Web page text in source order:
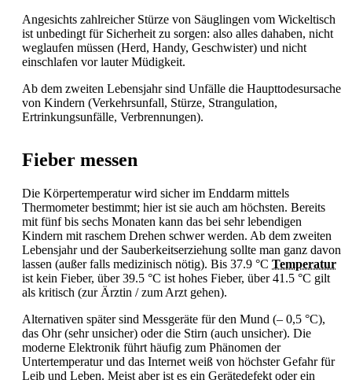
Angesichts zahlreicher Stürze von Säuglingen vom Wickeltisch
ist unbedingt für Sicherheit zu sorgen: also alles dahaben, nicht
weglaufen müssen (Herd, Handy, Geschwister) und nicht
einschlafen vor lauter Müdigkeit.
Ab dem zweiten Lebensjahr sind Unfälle die Haupttodesursache
von Kindern (Verkehrsunfall, Stürze, Strangulation,
Ertrinkungsunfälle, Verbrennungen).
Fieber messen
Die Körpertemperatur wird sicher im Enddarm mittels
Thermometer bestimmt; hier ist sie auch am höchsten. Bereits
mit fünf bis sechs Monaten kann das bei sehr lebendigen
Kindern mit raschem Drehen schwer werden. Ab dem zweiten
Lebensjahr und der Sauberkeitserziehung sollte man ganz davon
lassen (außer falls medizinisch nötig). Bis 37.9 °C Temperatur
ist kein Fieber, über 39.5 °C ist hohes Fieber, über 41.5 °C gilt
als kritisch (zur Ärztin / zum Arzt gehen).
Alternativen später sind Messgeräte für den Mund (‒ 0,5 °C),
das Ohr (sehr unsicher) oder die Stirn (auch unsicher). Die
moderne Elektronik führt häufig zum Phänomen der
Untertemperatur und das Internet weiß von höchster Gefahr für
Leib und Leben. Meist aber ist es ein Gerätedefekt oder ein